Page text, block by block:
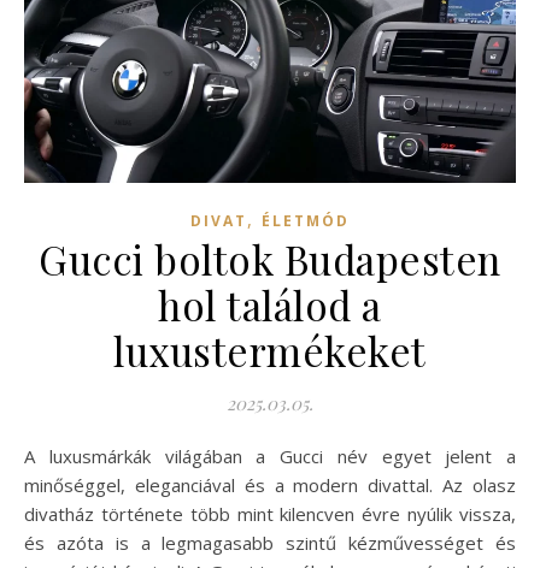
DIVAT , ÉLETMÓD
Gucci boltok Budapesten
hol találod a
luxustermékeket
2025.03.05.
A luxusmárkák világában a Gucci név egyet jelent a
minőséggel, eleganciával és a modern divattal. Az olasz
divatház története több mint kilencven évre nyúlik vissza,
és azóta is a legmagasabb szintű kézművességet és